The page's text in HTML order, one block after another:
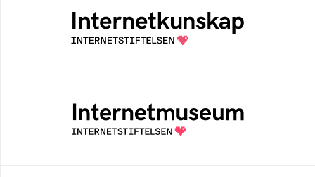
Samlad kunskap som hjälper dig att bli en
säker och medveten internetanvändare
Ett digitalt museum som byggts, och kureras
av Internetstiftelsen